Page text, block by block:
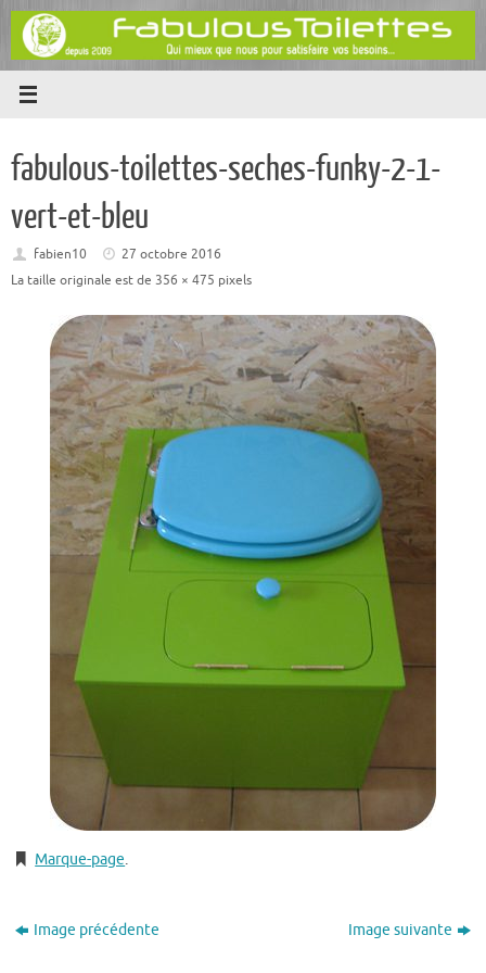
Passer
contenu
fabulous-toilettes-seches-funky-2-1-
vert-et-bleu
fabien10
27 octobre 2016
La taille originale est de 356 × 475 pixels
Marque-page.
Image précédente Image suivante